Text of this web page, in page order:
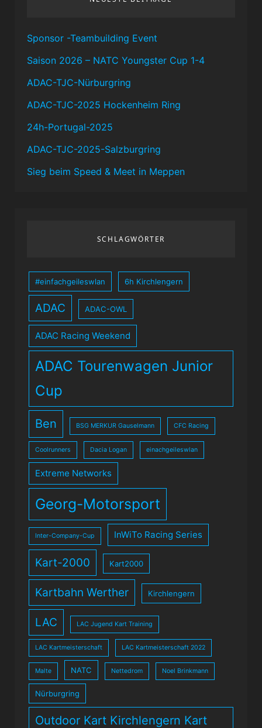
Sponsor -Teambuilding Event
Saison 2026 – NATC Youngster Cup 1-4
ADAC-TJC-Nürburgring
ADAC-TJC-2025 Hockenheim Ring
24h-Portugal-2025
ADAC-TJC-2025-Salzburgring
Sieg beim Speed & Meet in Meppen
SCHLAGWÖRTER
#einfachgeileswlan 6h Kirchlengern
ADAC ADAC-OWL
ADAC Racing Weekend
ADAC Tourenwagen Junior
Cup
Ben BSG MERKUR Gauselmann CFC Racing
Coolrunners Dacia Logan einachgeileswlan
Extreme Networks
Georg-Motorsport
Inter-Company-Cup InWiTo Racing Series
Kart-2000 Kart2000
Kartbahn Werther Kirchlengern
LAC LAC Jugend Kart Training
LAC Kartmeisterschaft LAC Kartmeisterschaft 2022
Malte NATC Nettedrom Noel Brinkmann
Nürburgring
Outdoor Kart Kirchlengern Kart